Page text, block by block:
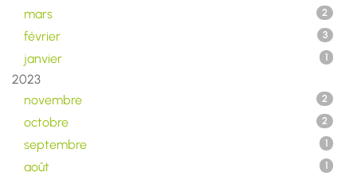
mars 2
février 3
janvier 1
2023
novembre
2
octobre 2
septembre 1
août 1